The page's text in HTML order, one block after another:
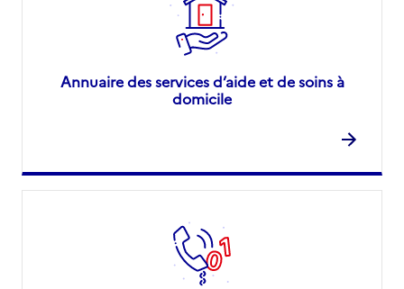
Annuaire des services d’aide et de soins à
domicile